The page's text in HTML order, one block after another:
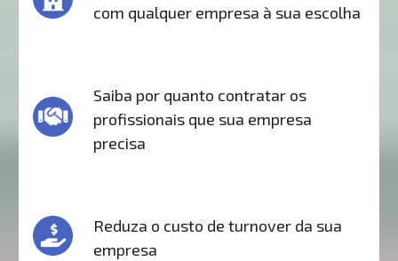
com qualquer empresa à sua escolha
Saiba por quanto contratar os
profissionais que sua empresa
precisa
Reduza o custo de turnover da sua
empresa